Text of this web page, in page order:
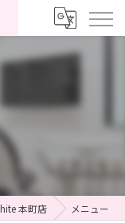
本町店 メニュー